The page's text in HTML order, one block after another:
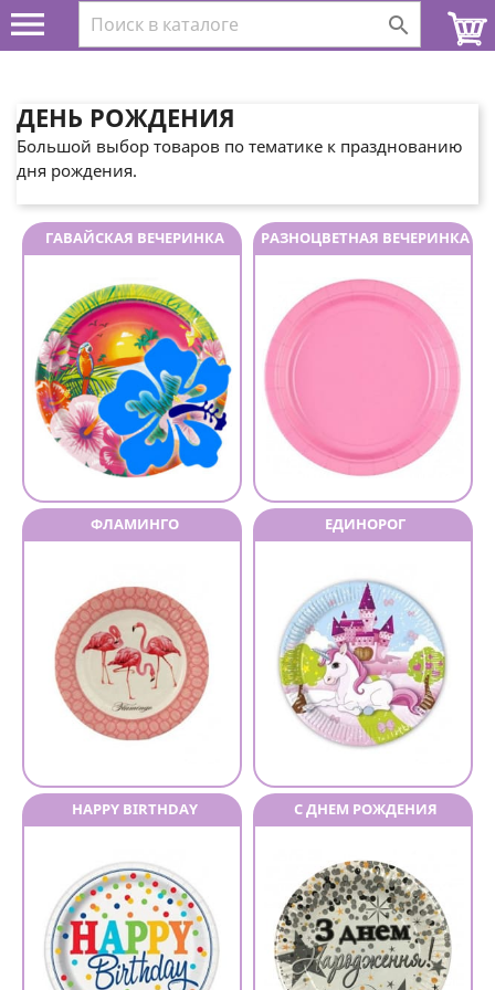
 
ДЕНЬ РОЖДЕНИЯ
Большой выбор товаров по тематике к празднованию
дня рождения.
ГАВАЙСКАЯ ВЕЧЕРИНКА РАЗНОЦВЕТНАЯ ВЕЧЕРИНКА
ФЛАМИНГО ЕДИНОРОГ
HAPPY BIRTHDAY С ДНЕМ РОЖДЕНИЯ